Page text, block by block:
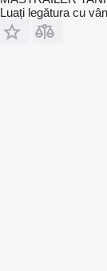
Luați legătura cu